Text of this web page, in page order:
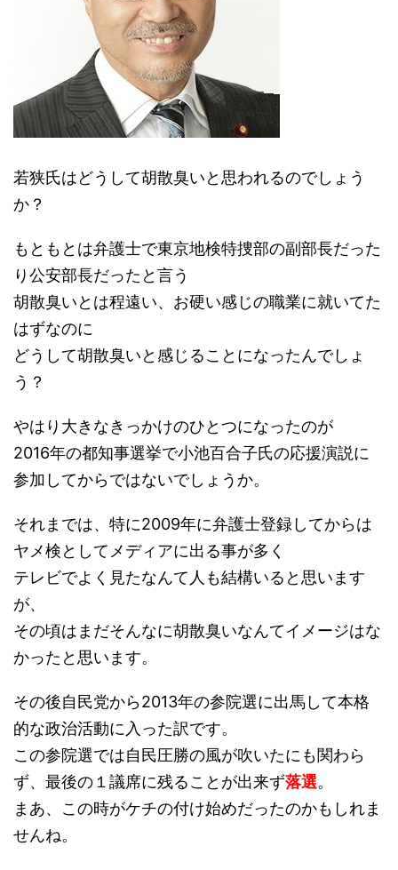
若狭氏はどうして胡散臭いと思われるのでしょう
か？
もともとは弁護士で東京地検特捜部の副部長だった
り公安部長だったと言う
胡散臭いとは程遠い、お硬い感じの職業に就いてた
はずなのに
どうして胡散臭いと感じることになったんでしょ
う？
やはり大きなきっかけのひとつになったのが
2016年の都知事選挙で小池百合子氏の応援演説に
参加してからではないでしょうか。
それまでは、特に2009年に弁護士登録してからは
ヤメ検としてメディアに出る事が多く
テレビでよく見たなんて人も結構いると思います
が、
その頃はまだそんなに胡散臭いなんてイメージはな
かったと思います。
その後自民党から2013年の参院選に出馬して本格
的な政治活動に入った訳です。
この参院選では自民圧勝の風が吹いたにも関わら
ず、最後の１議席に残ることが出来ず落選。
まあ、この時がケチの付け始めだったのかもしれま
せんね。